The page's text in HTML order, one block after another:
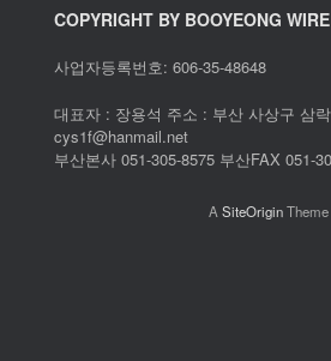
COPYRIGHT BY BOOYEONG
사업자등록번호: 606-35-48648
대표자 : 장용석 주소 : 부산 사상구 삼
cys1f@hanmail.net
부산본사 051-305-8575 부산FAX 051-
A SiteOriginTheme